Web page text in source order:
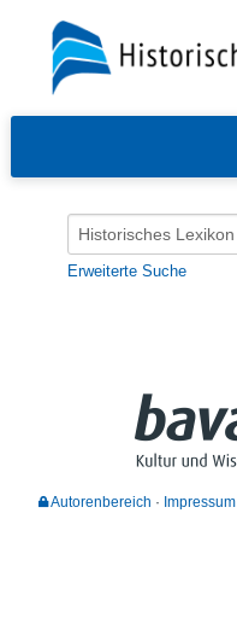
Erweiterte Suche
Autorenbereich Impressum